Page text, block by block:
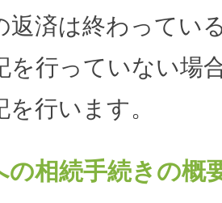
返済は終わってい
を行っていない場
行います。
の相続手続きの概